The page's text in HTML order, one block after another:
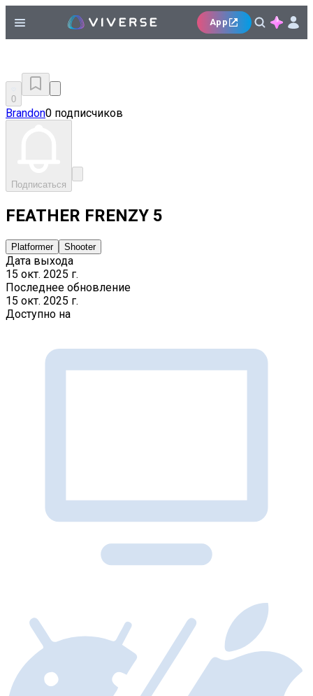
App
0
Brandon0 подписчиков
Подписаться
FEATHER FRENZY 5
Platformer Shooter
Дата выхода
15 окт. 2025 г.
Последнее обновление
15 окт. 2025 г.
Доступно на